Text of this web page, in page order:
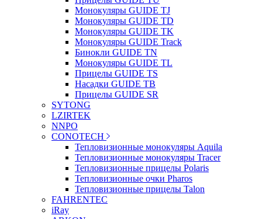
Монокуляры GUIDE TJ
Монокуляры GUIDE TD
Монокуляры GUIDE TK
Монокуляры GUIDE Track
Бинокли GUIDE TN
Монокуляры GUIDE TL
Прицелы GUIDE TS
Насадки GUIDE TB
Прицелы GUIDE SR
SYTONG
LZIRTEK
NNPO
CONOTECH
Тепловизионные монокуляры Aquila
Тепловизионные монокуляры Tracer
Тепловизионные прицелы Polaris
Тепловизионные очки Pharos
Тепловизионные прицелы Talon
FAHRENTEC
iRay